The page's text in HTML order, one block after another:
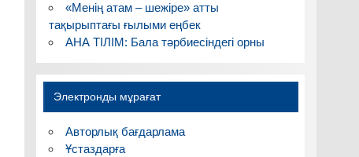
«Менің атам – шежіре» атты
тақырыптағы ғылыми еңбек
АНА ТІЛІМ: Бала тәрбиесіндегі орны
Электронды мұрағат
Авторлық бағдарлама
Ұстаздарға